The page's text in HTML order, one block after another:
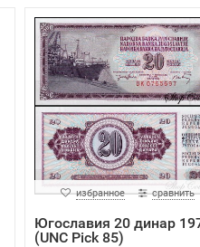
избранное сравнить
Югославия 20 динар
(UNC Pick 85)